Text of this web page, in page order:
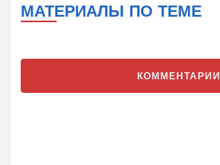
МАТЕРИАЛЫ ПО ТЕМЕ
КОММЕНТАРИИ